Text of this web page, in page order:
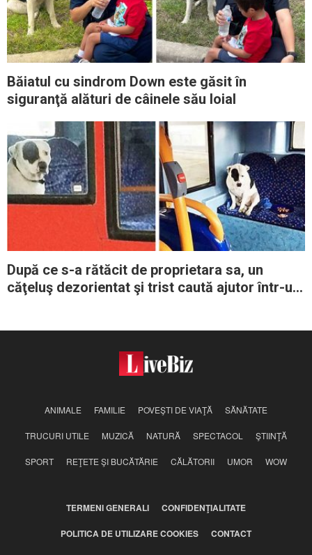
Băiatul cu sindrom Down este găsit în
siguranţă alături de câinele său loial
După ce s-a rătăcit de proprietara sa, un
căţeluş dezorientat şi trist caută ajutor într-un
ANIMALE FAMILIE POVEŞTI DE VIAŢĂ SĂNĂTATE
TRUCURI UTILE MUZICĂ NATURĂ SPECTACOL ŞTIINŢĂ
SPORT REŢETE ŞI BUCĂTĂRIE CĂLĂTORII UMOR WOW
TERMENI GENERALI CONFIDENŢIALITATE
POLITICA DE UTILIZARE COOKIES CONTACT